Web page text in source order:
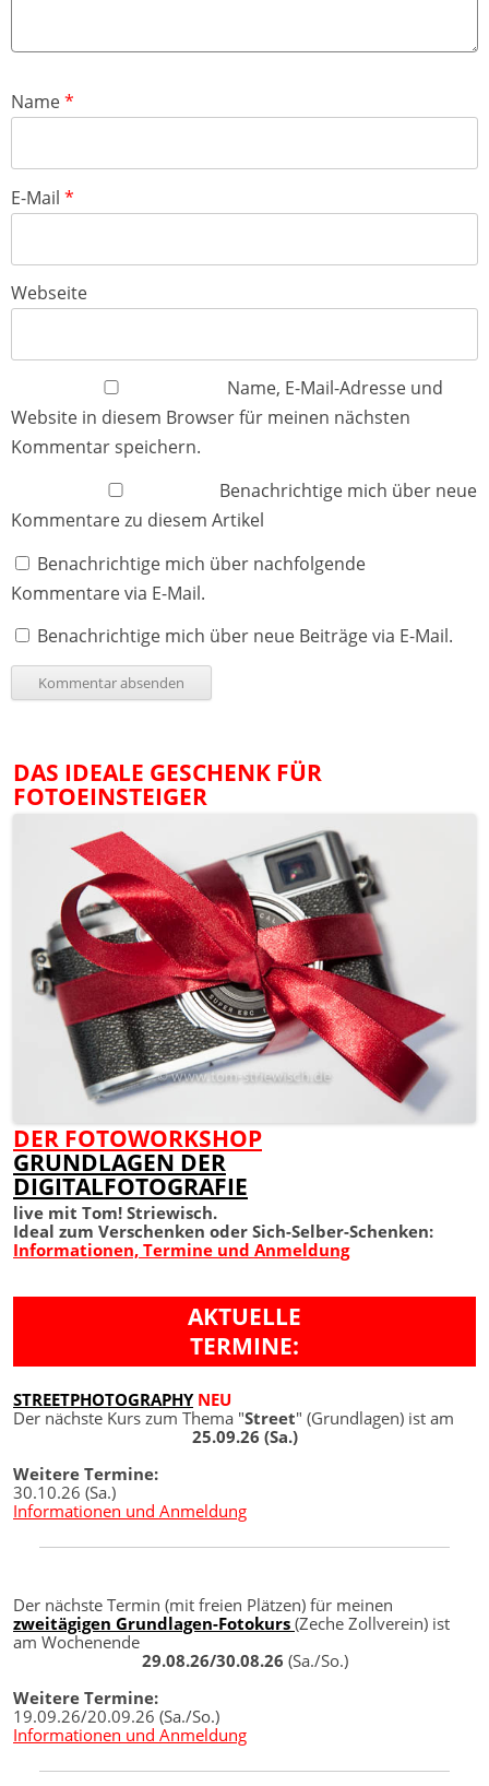
Name*
E-Mail *
Webseite
Name, E-Mail-Adresse und
Website in diesem Browser für meinen nächsten
Kommentar speichern.
Benachrichtige mich über neue
Kommentare zu diesem Artikel
Benachrichtige mich über nachfolgende
Kommentare via E-Mail.
Benachrichtige mich über neue Beiträge via E-Mail.
DAS IDEALE GESCHENK FÜR
FOTOEINSTEIGER
DER FOTOWORKSHOP
GRUNDLAGEN DER
DIGITALFOTOGRAFIE
live mit Tom! Striewisch.
Ideal zum Verschenken oder Sich-Selber-Schenken:
Informationen, Termine und Anmeldung
AKTUELLE
TERMINE:
STREETPHOTOGRAPHY NEU
Der nächste Kurs zum Thema "Street" (Grundlagen) ist am
25.09.26 (Sa.)
Weitere Termine:
30.10.26 (Sa.)
Informationen und Anmeldung
Der nächste Termin (mit freien Plätzen) für meinen
zweitägigen Grundlagen-Fotokurs (Zeche Zollverein) ist
am Wochenende
29.08.26/30.08.26 (Sa./So.)
Weitere Termine:
19.09.26/20.09.26 (Sa./So.)
Informationen und Anmeldung